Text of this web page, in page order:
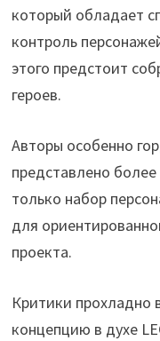
который обладает
контроль
этого предстоит
героев.
Авторы особенно
представлено
только набор
для
проекта.
Критики прохладно
концепцию в духе